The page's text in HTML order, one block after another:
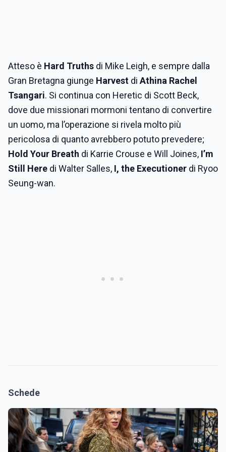
Atteso è Hard Truths di Mike Leigh, e sempre dalla
Gran Bretagna giunge Harvest di Athina Rachel
Tsangari. Si continua con Heretic di Scott Beck,
dove due missionari mormoni tentano di convertire
un uomo, ma l’operazione si rivela molto più
pericolosa di quanto avrebbero potuto prevedere;
Hold Your Breath di Karrie Crouse e Will Joines, I’m
Still Here di Walter Salles, I, the Executioner di Ryoo
Seung-wan.
Schede